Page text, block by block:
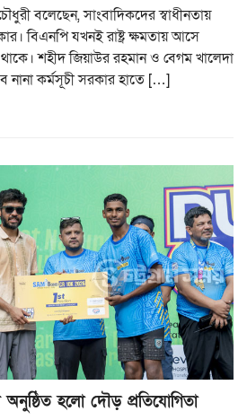
বলেছেন, সাংবাদিকদের স্বাধীনতায়
বিএনপি যখনই রাষ্ট্র ক্ষমতায় আসে
শহীদ জিয়াউর রহমান ও বেগম খালেদা
নানা কর্মসূচী সরকার হাতে […]
অনুষ্ঠিত হলো দৌড় প্রতিযোগিতা